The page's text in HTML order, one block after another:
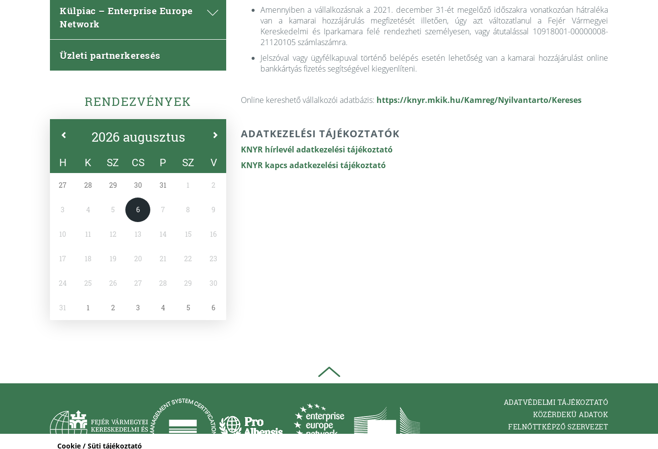
Cookie / Süti tájékoztató
Külpiac – Enterprise Europe
Network
Üzleti partnerkeresés
RENDEZVÉNYEK
2026 augusztus
H K SZ CS P SZ V
27 28 29 30 31 1 2
3 4 5 6 7 8 9
10 11 12 13 14 15 16
17 18 19 20 21 22 23
24 25 26 27 28 29 30
31 1 2 3 4 5 6
Amennyiben a vállalkozásnak a 2021. december 31-ét megelőző időszakra vonatkozóan hátraléka
van a kamarai hozzájárulás megfizetését illetően, úgy azt változatlanul a Fejér Vármegyei
Kereskedelmi és Iparkamara felé rendezheti személyesen, vagy átutalással 10918001-00000008-
21120105 számlaszámra.
Jelszóval vagy ügyfélkapuval történő belépés esetén lehetőség van a kamarai hozzájárulást online
bankkártyás fizetés segítségével kiegyenlíteni.
Online kereshető vállalkozói adatbázis: https://knyr.mkik.hu/Kamreg/Nyilvantarto/Kereses
ADATKEZELÉSI TÁJÉKOZTATÓK
KNYR hírlevél adatkezelési tájékoztató
KNYR kapcs adatkezelési tájékoztató
ADATVÉDELMI TÁJÉKOZTATÓ
KÖZÉRDEKÜ ADATOK
FELNŐTTKÉPZŐ SZERVEZET